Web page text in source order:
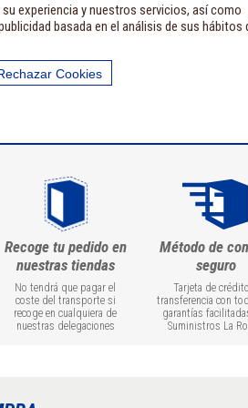
Recoge tu pedido en
nuestras tiendas
No tendrá que pagar el
coste del transporte si
recoge en cualquiera de
nuestras delegaciones
Método de
seguro
Tarjeta de
transferencia con
garantías
Suministros La
experiencia y nuestros servicios, así como
basada en el análisis de sus hábitos
Cookies